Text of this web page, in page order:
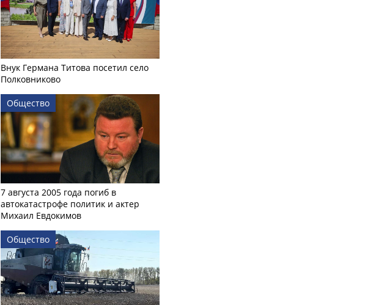
Внук Германа Титова посетил село
Полковниково
Общество
7 августа 2005 года погиб в
автокатастрофе политик и актер
Михаил Евдокимов
Общество